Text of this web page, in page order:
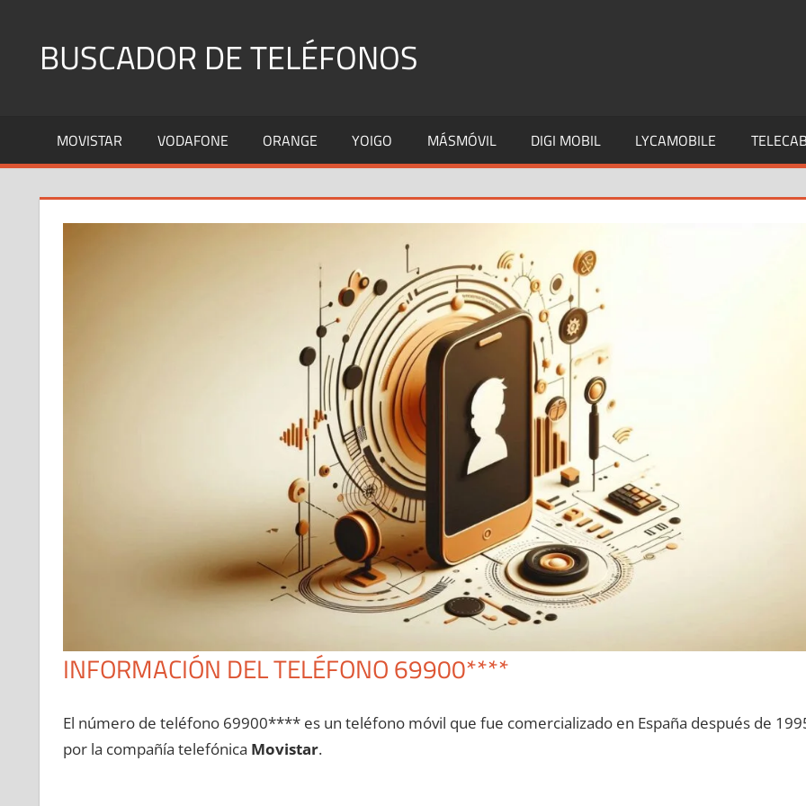
contenidoBUSCADOR DE TELÉFONOS
Fijos
y
MOVISTAR VODAFONE ORANGE YOIGO MÁSMÓVIL DIGI MOBIL LYCAMOBILE
INFORMACIÓN DEL TELÉFONO 69900****
El número dе teléfono 69900**** es un teléfono móvil quе fue comercializado en España después dе
pοr la compañía telefónica Movistar.